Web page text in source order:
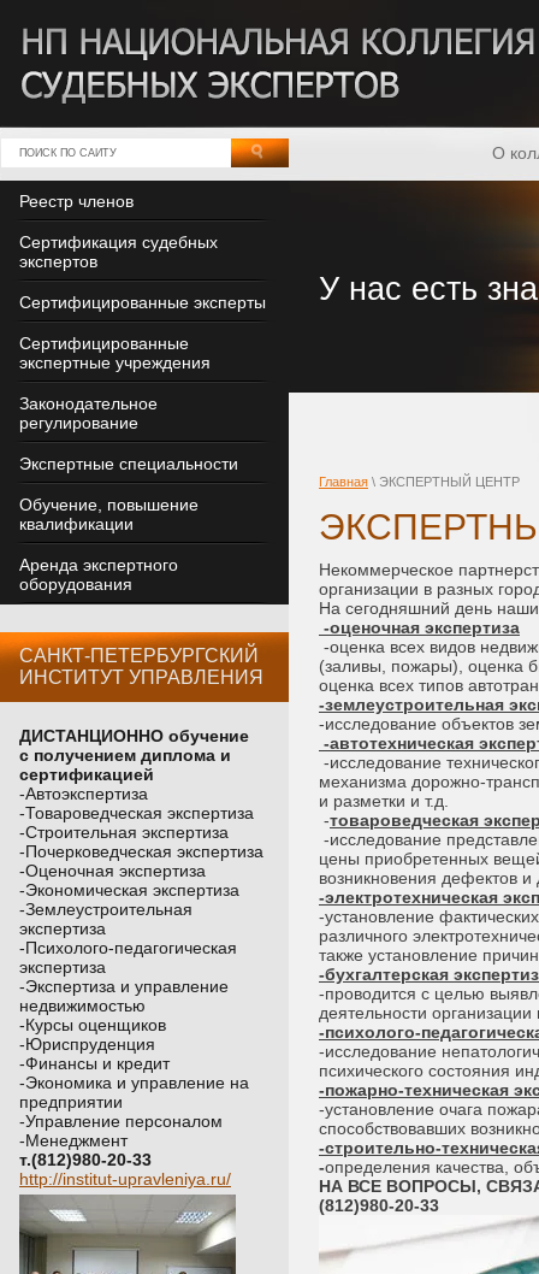
О
Реестр членов
Сертификация судебных
экспертов
Сертифицированные эксперты
Сертифицированные
экспертные учреждения
Законодательное
регулирование
Экспертные специальности
Обучение, повышение
квалификации
Аренда экспертного
оборудования
САНКТ-ПЕТЕРБУРГСКИЙ
ИНСТИТУТ УПРАВЛЕНИЯ
ДИСТАНЦИОННО обучение
c получением диплома и
сертификацией
-Автоэкспертиза
-Товароведческая экспертиза
-Строительная экспертиза
-Почерковедческая экспертиза
-Оценочная экспертиза
-Экономическая экспертиза
-Землеустроительная
экспертиза
-Психолого-педагогическая
экспертиза
-Экспертиза и управление
недвижимостью
-Курсы оценщиков
-Юриспруденция
-Финансы и кредит
-Экономика и управление на
предприятии
-Управление персоналом
-Менеджмент
т.(812)980-20-33
http://institut-upravleniya.ru/
У нас есть
Главная \ ЭКСПЕРТНЫЙ ЦЕНТР
Некоммерческое
организации в разных
На сегодняшний день
-оценочная экспертиза
-оценка всех видов
(заливы, пожары), оценка
оценка всех типов
-землеустроительная
-исследование объектов
-автотехническая
-исследование
механизма дорожно-
и разметки и т.д.
-товароведческая
-исследование
цены приобретенных
возникновения дефектов и
-электротехническая
-установление
различного
также установление
-бухгалтерская
-проводится с целью
деятельности организации
-психолого-
-исследование
психического состояния
-пожарно-техническая
-установление очага
способствовавших
-строительно-
-определения качества,
НА ВСЕ ВОПРОСЫ,
(812)980-20-33